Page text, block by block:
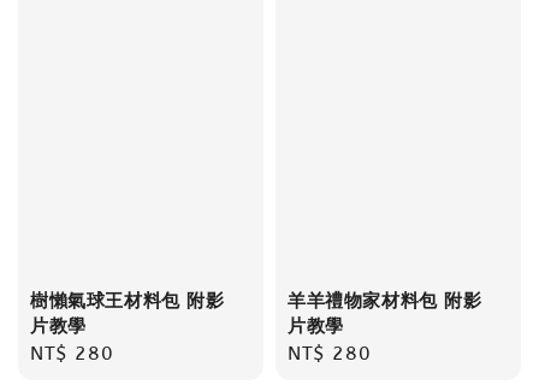
樹懶氣球王材料包 附影
片教學
Regular
NT$ 280
羊羊禮物家材料包 附影
片教學
Regular
NT$ 280